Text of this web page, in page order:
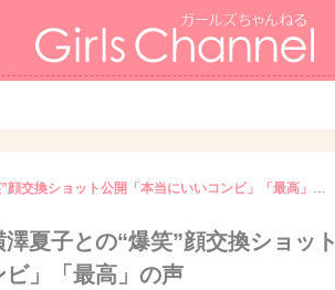
滝沢カレン、親友・横澤夏子との“爆笑”顔交換ショット公開「本当にいいコンビ」「最高」の声
夏子との“爆笑”顔交換ショット
」「最高」の声